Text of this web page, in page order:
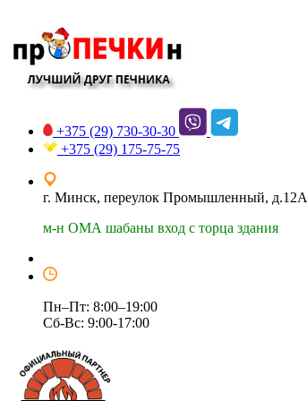
+375 (29) 730-30-30
+375 (29) 175-75-75
г. Минск, переулок Промышленный, д.12А
м-н ОМА шабаны вход с торца здания
Пн–Пт: 8:00–19:00
Сб-Вс: 9:00-17:00